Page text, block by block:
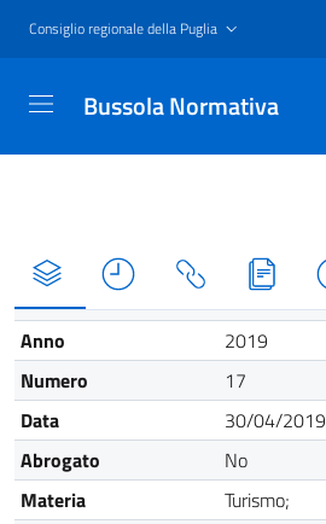
Consiglio regionale della Puglia
Bussola Normativa
Anno
2019
Numero
17
Data
30/04/2019
Abrogato
No
Materia
Turismo;